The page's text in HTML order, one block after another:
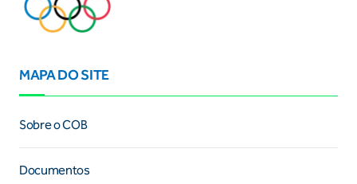
MAPA DO SITE
Sobre o COB
Documentos